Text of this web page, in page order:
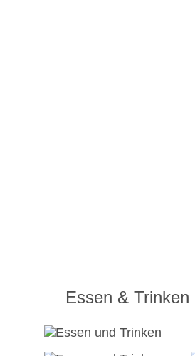
Essen & Trinken